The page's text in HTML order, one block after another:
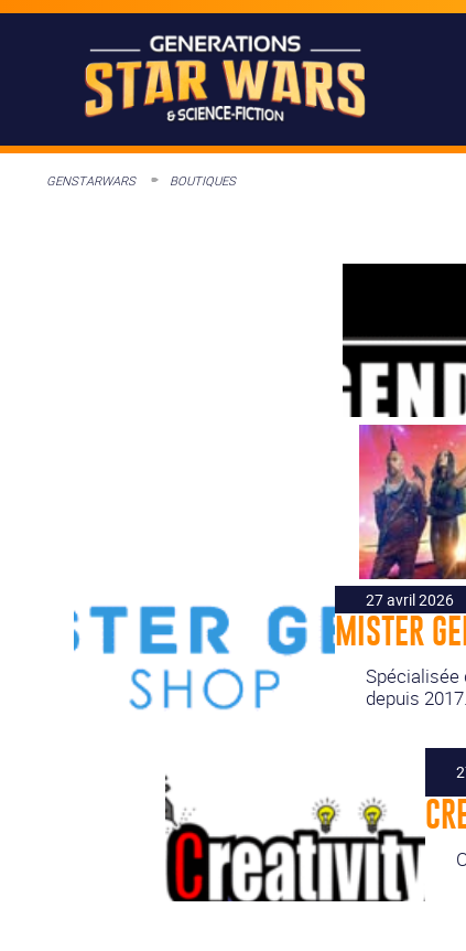
GENSTARWARS BOUTIQUES
27 avril 2026
MISTER
Spécialisée
depuis 2017.